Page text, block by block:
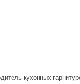
кухонных